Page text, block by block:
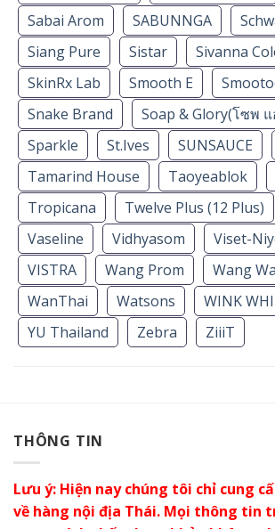
Sabai Arom
SABUNNGA
Siang Pure
Sistar
Sivanna
SkinRx Lab
Smooth E
Snake Brand
Soap & Glory(โซพ
Sparkle
St.Ives SUNSAUCE
Tamarind House
Taoyeablok
Tropicana
Twelve Plus (12 Plus)
Vaseline
Vidhyasom
Viset-
VISTRA
Wang Prom
Wang
WanThai
Watsons WINK
YU Thailand
Zebra ZiiiT
THÔNG TIN
Lưu ý: Hiện nay chúng tôi chỉ cung
về hàng nội địa Thái. Mọi thông tin